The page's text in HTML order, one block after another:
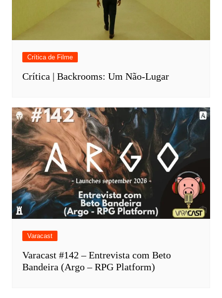
Crítica de Filme
Crítica | Backrooms: Um Não-Lugar
Varacast
Varacast #142 – Entrevista com Beto
Bandeira (Argo – RPG Platform)